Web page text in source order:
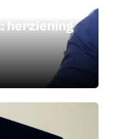
herziening